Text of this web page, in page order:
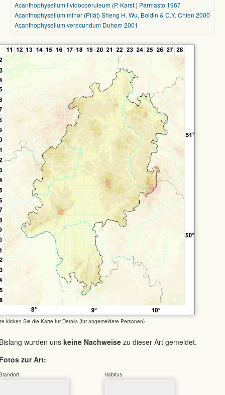
Acanthophysellum lividocoeruleum (P. Karst.) Parmasto 1967
Acanthophysellum minor (Pilát) Sheng H. Wu, Boidin & C.Y. Chien 2000
Acanthophysellum verecundum Duhem 2001
klicken Sie die Karte für Details (für angemeldete Personen)
wurden uns keine Nachweise zu dieser Art gemeldet.
zur Art:
Habitus